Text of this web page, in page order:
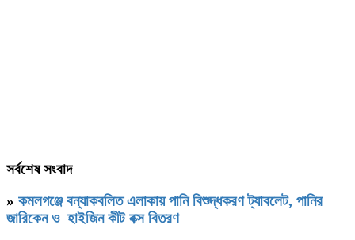
সর্বশেষ সংবাদ
» কমলগঞ্জে বন্যাকবলিত এলাকায় পানি বিশুদ্ধকরণ ট্যাবলেট, পানির
জারিকেন ও হাইজিন কীট বক্স বিতরণ